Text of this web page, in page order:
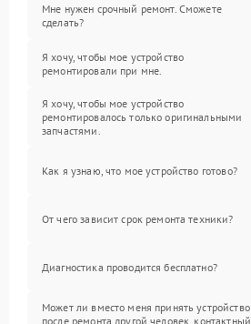
Мне нужен срочный ремонт. Сможете
сделать?
Я хочу, чтобы мое устройство
ремонтировали при мне.
Я хочу, чтобы мое устройство
ремонтировалось только оригинальными
запчастями.
Как я узнаю, что мое устройство готово?
От чего зависит срок ремонта техники?
Диагностика проводится бесплатно?
Может ли вместо меня принять устройство
после ремонта другой человек, контактный